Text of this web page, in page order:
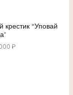
крестик “Уповай
₽